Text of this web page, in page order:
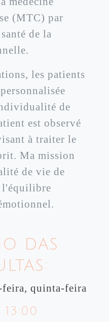
(MTC) par
de la
les patients
de
est observé
à traiter le
Ma mission
de vie de
l'équilibre
das
feira, quinta-feira